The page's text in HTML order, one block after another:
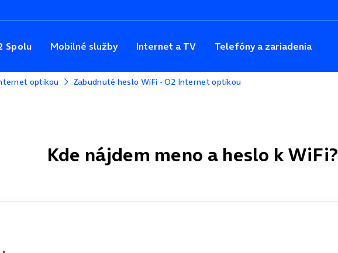
Spolu Mobilné služby Internet a TV Telefóny a zariadenia
optikou Zabudnuté heslo WiFi - O2 Internet optikou
Kde nájdem meno a heslo k WiFi?